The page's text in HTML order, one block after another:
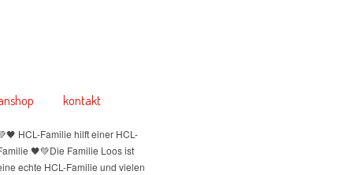
kontakt
HCL-Familie hilft einer HCL-
🖤💚Die Familie Loos ist
echte HCL-Familie und vielen